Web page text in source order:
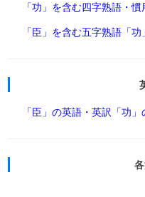
「功」を含む四字熟語・
「臣」を含む五字熟語 「
「臣」の英語・英訳 「功